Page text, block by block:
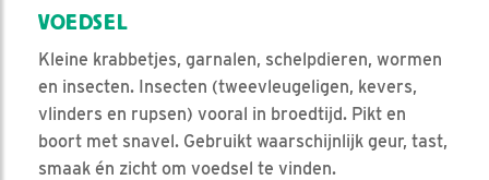
VOEDSEL
Kleine krabbetjes, garnalen, schelpdieren, wormen
en insecten. Insecten (tweevleugeligen, kevers,
vlinders en rupsen) vooral in broedtijd. Pikt en
boort met snavel. Gebruikt waarschijnlijk geur, tast,
smaak én zicht om voedsel te vinden.